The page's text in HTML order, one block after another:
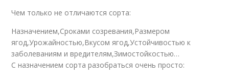
Чем только не отличаются сорта:
Назначением,Сроками созревания,Размером
ягод,Урожайностью,Вкусом ягод,Устойчивостью к
заболеваниям и вредителям,Зимостойкостью…
С назначением сорта разобраться очень просто: